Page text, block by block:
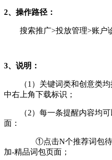
2、操作路径：
搜索推广>投放管理>账户
3、说明：
（1）关键词类和创意类
中右上角下载标识；
（2）每一条提醒内容均
面：
①点击N个推荐词包待
加-精品词包页面；